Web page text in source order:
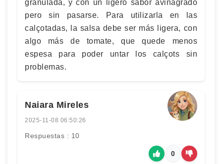
granulada, y con un ligero sabor avinagrado
pero sin pasarse. Para utilizarla en las
calçotadas, la salsa debe ser más ligera, con
algo más de tomate, que quede menos
espesa para poder untar los calçots sin
problemas.
Naiara Mireles
2025-11-08 06:50:26
Respuestas : 10
0